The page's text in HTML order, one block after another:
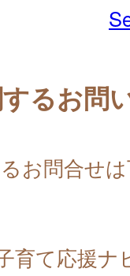
るお問
お問合せ
育て応援ナ